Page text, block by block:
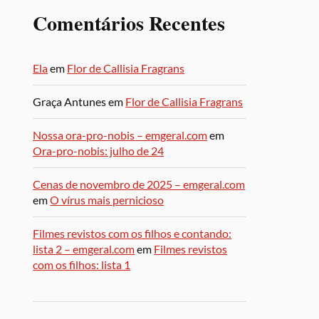
Comentários Recentes
Elaem Flor de Callisia Fragrans
Graça Antunesem Flor de Callisia Fragrans
Nossa ora-pro-nobis – emgeral.comem
Ora-pro-nobis: julho de 24
Cenas de novembro de 2025 – emgeral.com
emO vírus mais pernicioso
Filmes revistos com os filhos e contando:
lista 2 – emgeral.comem Filmes revistos
com os filhos: lista 1